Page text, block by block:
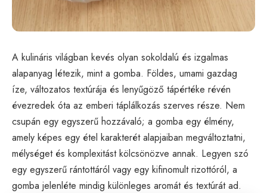
A kulináris világban kevés olyan sokoldalú és izgalmas
alapanyag létezik, mint a gomba. Földes, umami gazdag
íze, változatos textúrája és lenyűgöző tápértéke révén
évezredek óta az emberi táplálkozás szerves része. Nem
csupán egy egyszerű hozzávaló; a gomba egy élmény,
amely képes egy étel karakterét alapjaiban megváltoztatni,
mélységet és komplexitást kölcsönözve annak. Legyen szó
egy egyszerű rántottáról vagy egy kifinomult rizottóról, a
gomba jelenléte mindig különleges aromát és textúrát ad.